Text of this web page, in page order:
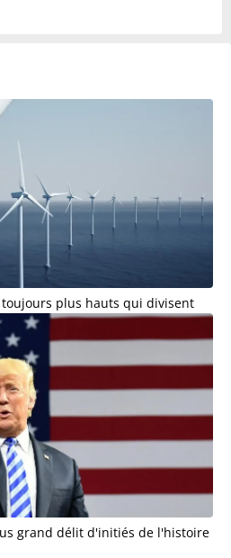
toujours plus hauts qui divisent
grand délit d'initiés de l'histoire